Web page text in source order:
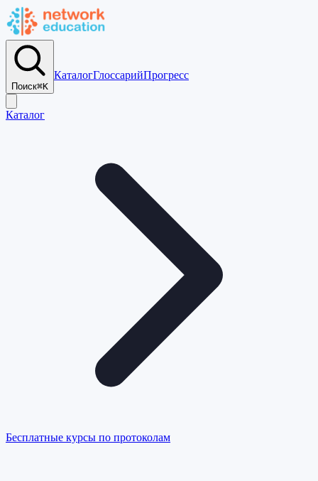
Поиск⌘K
КаталогГлоссарийПрогресс
Каталог
Бесплатные курсы по протоколам